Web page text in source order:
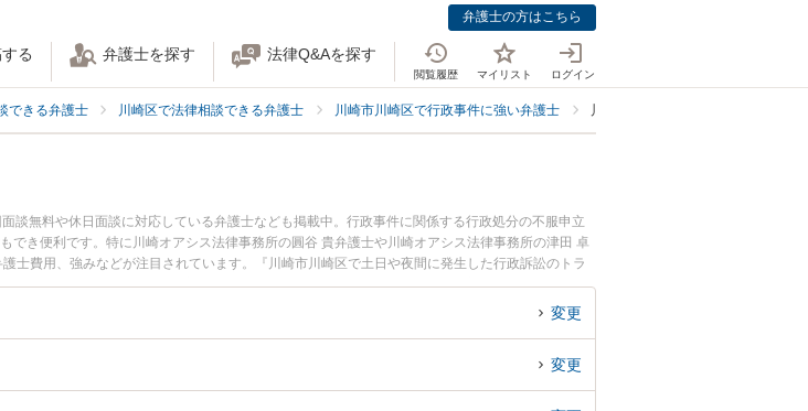
弁護士の方はこちら
る 弁護士を探す 法律Q&Aを探す
閲覧履歴 マイリスト ログイン
できる弁護士 川崎区で法律相談できる弁護士 川崎市川崎区で行政事件に強い弁護士 川崎市川崎区で行政訴訟に強い弁護
談無料や休日面談に対応している弁護士なども掲載中。行政事件に関係する行政処分の不服申立
き便利です。特に川崎オアシス法律事務所の圓谷 貴弁護士や川崎オアシス法律事務所の津田 卓
士費用、強みなどが注目されています。『川崎市川崎区で土日や夜間に発生した行政訴訟のトラ
の弁護士を検索したい』『初回相談無料で行政訴訟を法律相談できる川崎市川崎区内の弁護士に
変更
変更